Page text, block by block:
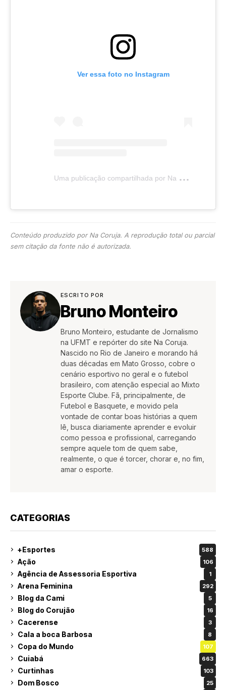
Ver essa foto no Instagram
U
ma publicação compartilhada por Na Coruja (@canalnacoruja)
Conteúdo produzido por Na Coruja. A reprodução total ou parcial
sem citação da fonte não é autorizada.
ESCRITO POR
Bruno Monteiro
Bruno Monteiro, estudante de Jornalismo
na UFMT e repórter do site Na Coruja.
Nascido no Rio de Janeiro e morando há
duas décadas em Mato Grosso, cobre o
cenário esportivo no geral e o futebol
brasileiro, com atenção especial ao Mixto
Esporte Clube. Fã, principalmente, de
Futebol e Basquete, e movido pela
vontade de contar boas histórias a quem
lê, busca diariamente aprender e evoluir
como pessoa e profissional, carregando
sempre aquele tom de quem sabe,
realmente, o que é torcer, chorar e, no fim,
amar o esporte.
CATEGORIAS
+Esportes 588
Ação 106
Agência de Assessoria Esportiva 1
Arena Feminina 292
Blog da Cami 5
Blog do Corujão 16
Cacerense 3
Cala a boca Barbosa 8
Copa do Mundo 107
Cuiabá 663
Curtinhas 103
Dom Bosco 25